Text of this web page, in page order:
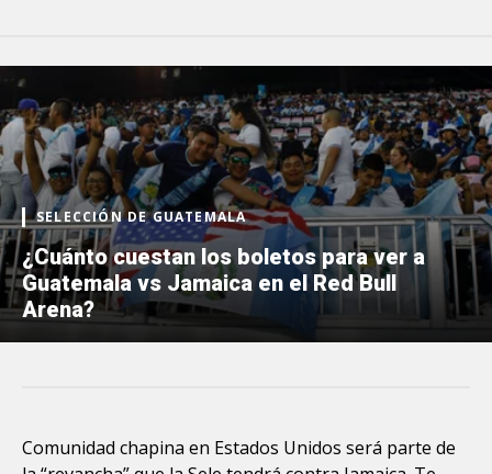
SELECCIÓN DE GUATEMALA
¿Cuánto cuestan los boletos para ver a
Guatemala vs Jamaica en el Red Bull
Arena?
Comunidad chapina en Estados Unidos será parte de